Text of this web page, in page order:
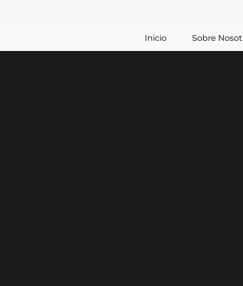
Inicio Sobre